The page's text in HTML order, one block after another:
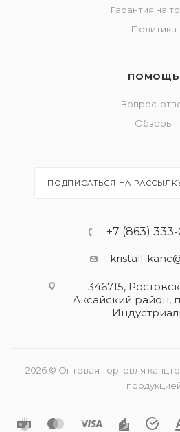
Гарантия на
Политика
ПОМОЩЬ
Вопрос-
Обзоры
ПОДПИСАТЬСЯ НА
+7 (863)
kristall-
346715,
Аксайский район,
2026 © Оптовая торговля